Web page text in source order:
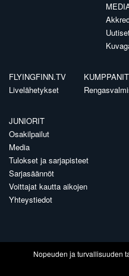
FLYINGFINN.TV
Livelähetykset
KUMPPANIT
JUNIORIT
Osakilpailut
Media
Tulokset ja sarjapisteet
Sarjasäännöt
Voittajat kautta aikojen
Yhteystiedot
Nopeuden ja turvallisuuden